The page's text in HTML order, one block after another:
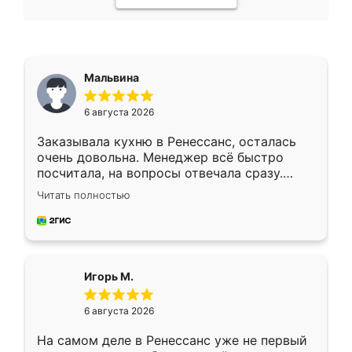
Мальвина
6 августа 2026
Заказывала кухню в Ренессанс, осталась
очень довольна. Менеджер всё быстро
посчитала, на вопросы отвечала сразу.
Замерщик приехал в субботу, подошёл к
делу со всей ответственностью. Собрали
за день, ребята работали аккуратно, даже
Читать полностью
Игорь М.
6 августа 2026
На самом деле в Ренессанс уже не первый